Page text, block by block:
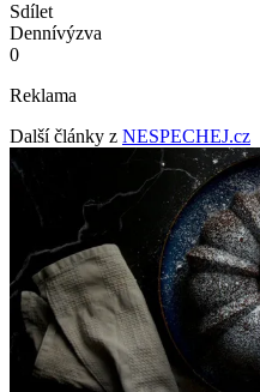
Sdílet
Dennívýzva
0
Reklama
Další články z NESPECHEJ.cz